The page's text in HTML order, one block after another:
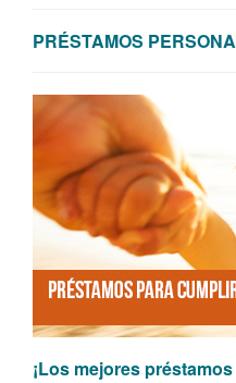
PRÉSTAMOS
¡Los mejores